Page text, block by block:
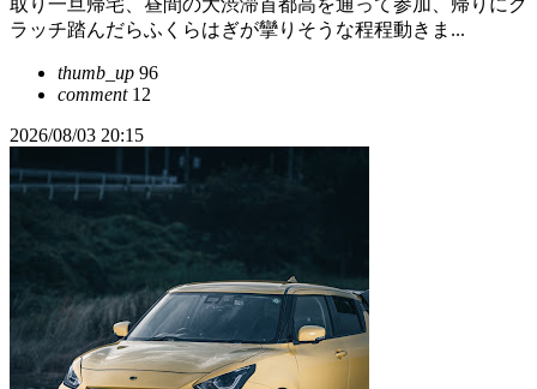
取り一旦帰宅、昼間の大渋滞首都高を通って参加、帰りにク
ラッチ踏んだらふくらはぎが攣りそうな程程動きま...
thumb_up 96
comment12
2026/08/03 20:15